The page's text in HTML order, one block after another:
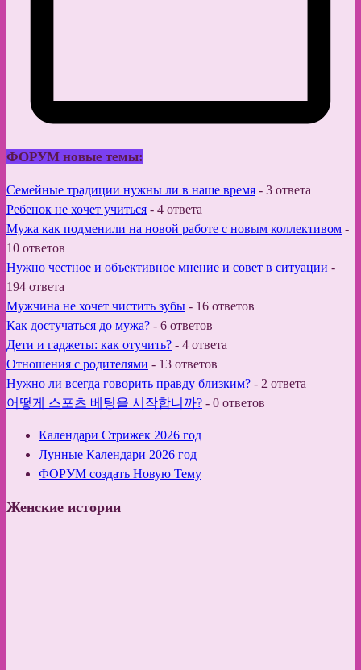
ФОРУМ новые темы:
Семейные традиции нужны ли в наше время - 3 ответа
Ребенок не хочет учиться - 4 ответа
Мужа как подменили на новой работе с новым коллективом -
10 ответов
Нужно честное и объективное мнение и совет в ситуации -
194 ответа
Мужчина не хочет чистить зубы - 16 ответов
Как достучаться до мужа? - 6 ответов
Дети и гаджеты: как отучить? - 4 ответа
Отношения с родителями - 13 ответов
Нужно ли всегда говорить правду близким? - 2 ответа
어떻게 스포츠 베팅을 시작합니까? - 0 ответов
Календари Стрижек 2026 год
Лунные Календари 2026 год
ФОРУМ создать Новую Тему
Женские истории